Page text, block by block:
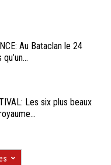
Au Bataclan le 24
Les six plus beaux